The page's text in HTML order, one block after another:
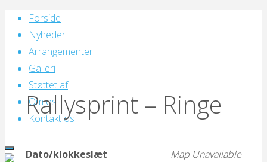
Skip
content
Forside
Nyheder
Arrangementer
Galleri
Støttet af
Om os
Kontakt os
Rallysprint – Ringe
Map Unavailable
Dato/klokkeslæt